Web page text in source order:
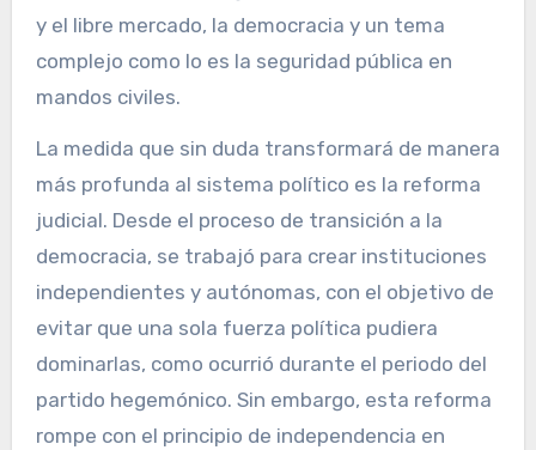
y el libre mercado, la democracia y un tema
complejo como lo es la seguridad pública en
mandos civiles.
La medida que sin duda transformará de manera
más profunda al sistema político es la reforma
judicial. Desde el proceso de transición a la
democracia, se trabajó para crear instituciones
independientes y autónomas, con el objetivo de
evitar que una sola fuerza política pudiera
dominarlas, como ocurrió durante el periodo del
partido hegemónico. Sin embargo, esta reforma
rompe con el principio de independencia en